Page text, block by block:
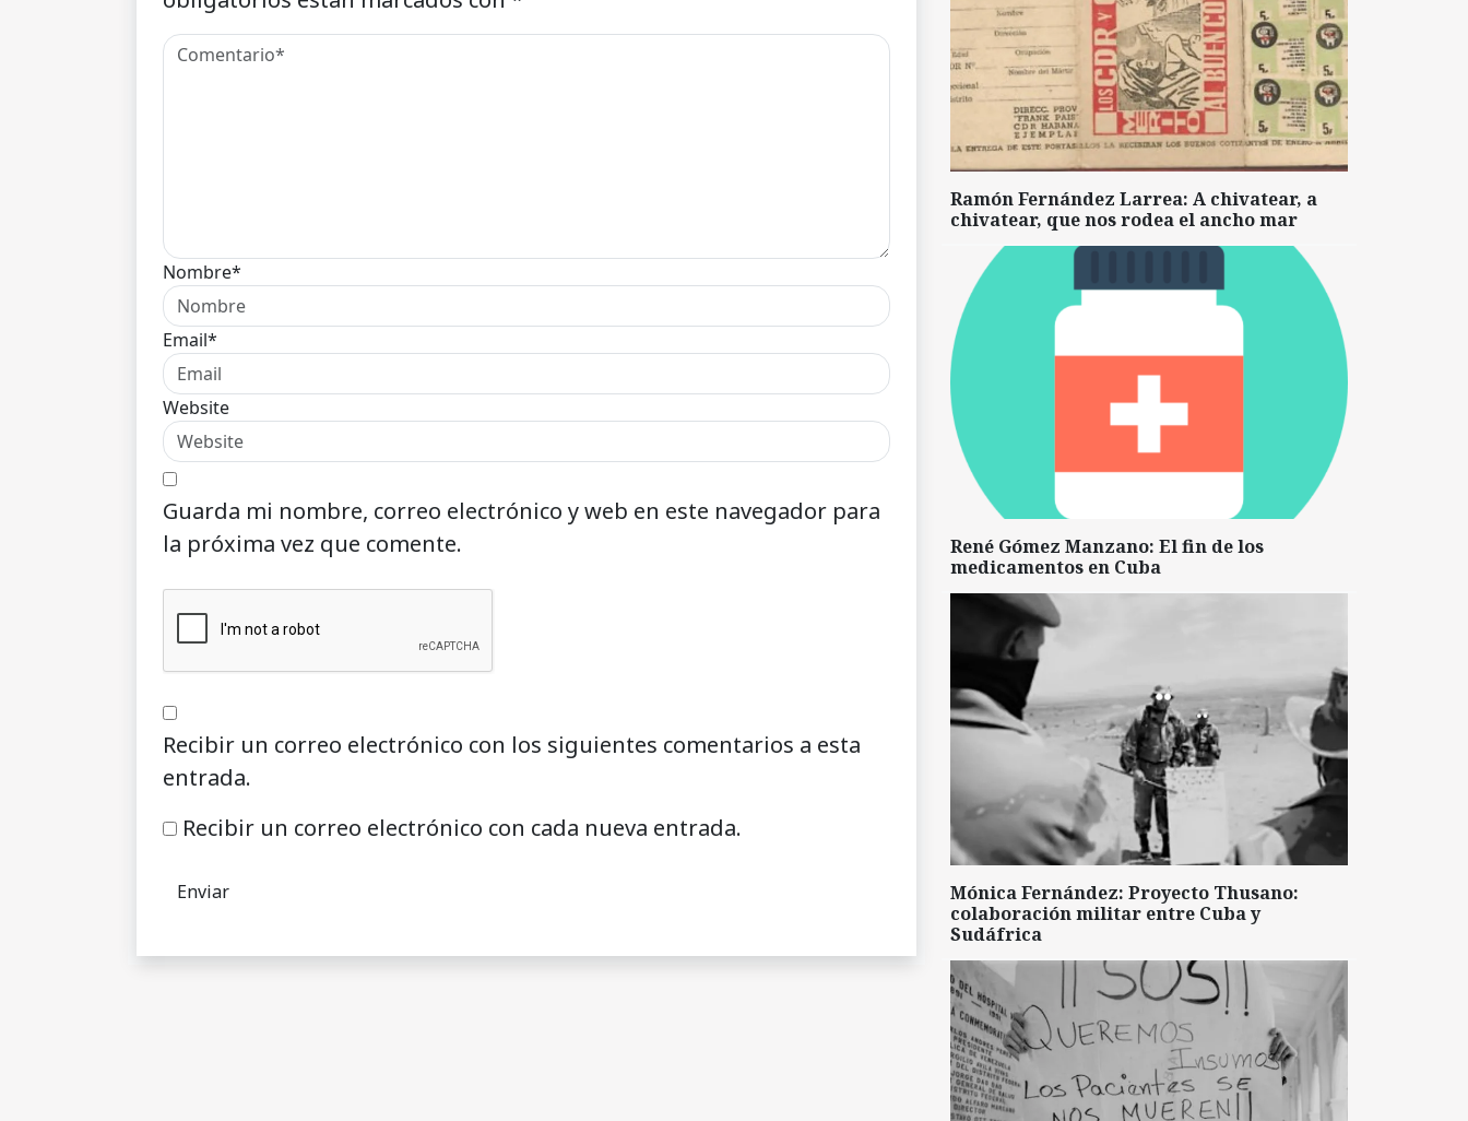
Nombre*
Email*
Website
Guarda mi nombre, correo electrónico y web en este navegador para
la próxima vez que comente.
Recibir un correo electrónico con los siguientes comentarios a esta
entrada.
Recibir un correo electrónico con cada nueva entrada.
Ramón Fernández Larrea: A chivatear, a
chivatear, que nos rodea el ancho mar
René Gómez Manzano: El fin de los
medicamentos en Cuba
Mónica Fernández: Proyecto Thusano:
colaboración militar entre Cuba y
Sudáfrica